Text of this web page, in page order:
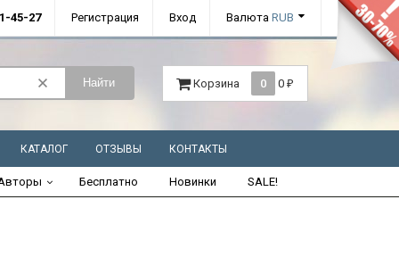
45-27 Регистрация Вход Валюта RUB
Найти Корзина 0 0 ₽
КАТАЛОГ ОТЗЫВЫ КОНТАКТЫ
Бесплатно Новинки SALE!